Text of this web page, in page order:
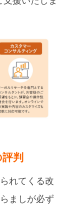
判
れてくる改
ましが必ず